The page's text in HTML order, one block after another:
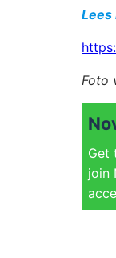
Lees
Foto
Get
join